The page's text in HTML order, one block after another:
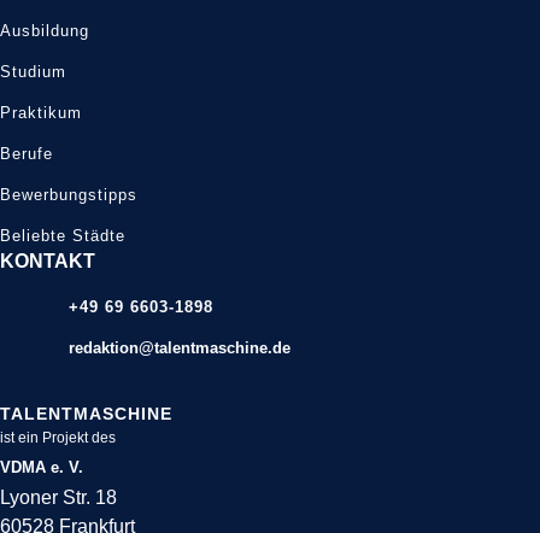
Ausbildung
Studium
Praktikum
Berufe
Bewerbungstipps
Beliebte Städte
KONTAKT
+49 69 6603-1898
redaktion@talentmaschine.de
TALENTMASCHINE
ist ein Projekt des
VDMA e. V.
Lyoner Str. 18
60528 Frankfurt